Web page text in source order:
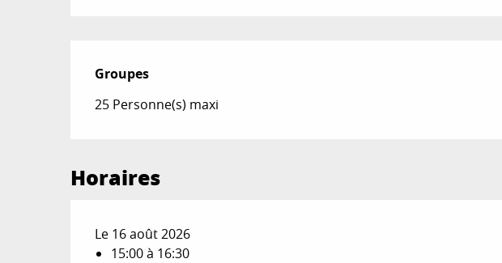
Groupes
Groupes
25 Personne(s) maxi
Horaires
Le 16 août 2026
15:00 à 16:30